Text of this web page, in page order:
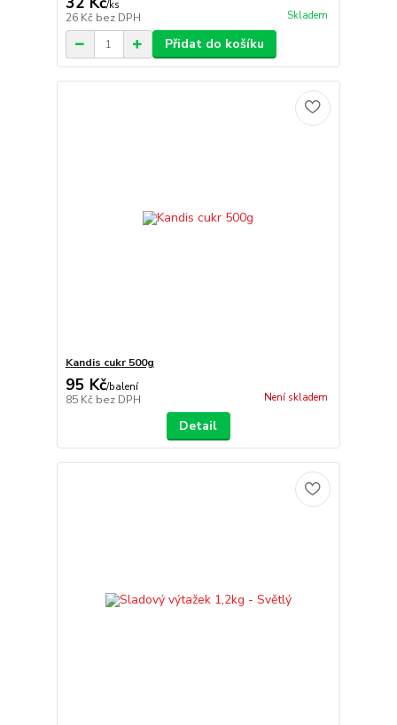
/ks
26 Kč bez DPH Skladem
Přidat do košíku
Kandis cukr 500g
95 Kč/balení
85 Kč bez DPH Není skladem
Detail